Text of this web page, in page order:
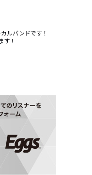
ルバンドです！
す！